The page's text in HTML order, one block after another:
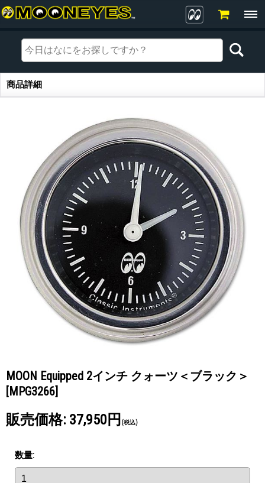
商品詳細
商品詳細
MOON Equipped 2インチ クォーツ＜ブラック＞
[MPG3266]
販売価格: 37,950円 (税込)
数量: